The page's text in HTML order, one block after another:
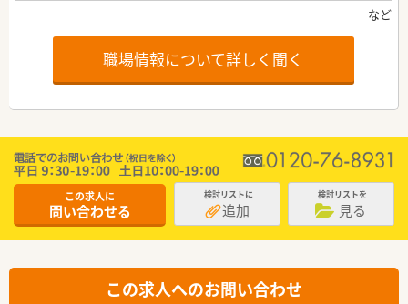
職場情報について詳しく聞く
この求人に
問い合わせる
検討リストに
追加
検討リストを
見る
この求人へのお問い合わせ